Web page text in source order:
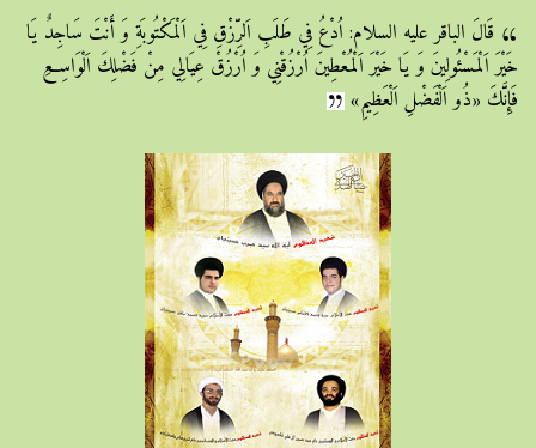
قَالَ الباقر علیه السلام: اُدْعُ فِي طَلَبِ اَلرِّزْقِ فِي اَلْمَكْتُوبَةِ وَ أَنْتَ سَاجِدٌ يَا
خَيْرَ اَلْمَسْئُولِينَ وَ يَا خَيْرَ اَلْمُعْطِينَ اُرْزُقْنِي وَ اُرْزُقْ عِيَالِي مِنْ فَضْلِكَ اَلْوَاسِعِ
فَإِنَّكَ «ذُو اَلْفَضْلِ اَلْعَظِيمِ»